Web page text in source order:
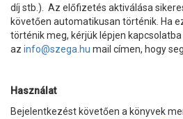
díj stb.). Az előfizetés aktiválása
követően automatikusan történik. Ha
történik meg, kérjük lépjen
az info@szega.hu mail címen, hogy
Használat
Bejelentkezést követően a könyvek